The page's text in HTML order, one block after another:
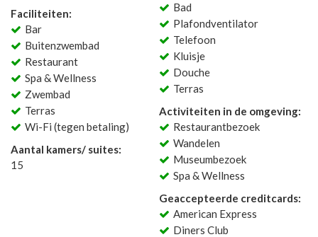
Faciliteiten:
Bar
Buitenzwembad
Restaurant
Spa & Wellness
Zwembad
Terras
Wi-Fi (tegen betaling)
Aantal kamers/ suites:
15
Bad
Plafondventilator
Telefoon
Kluisje
Douche
Terras
Activiteiten in de omgeving:
Restaurantbezoek
Wandelen
Museumbezoek
Spa & Wellness
Geaccepteerde creditcards:
American Express
Diners Club